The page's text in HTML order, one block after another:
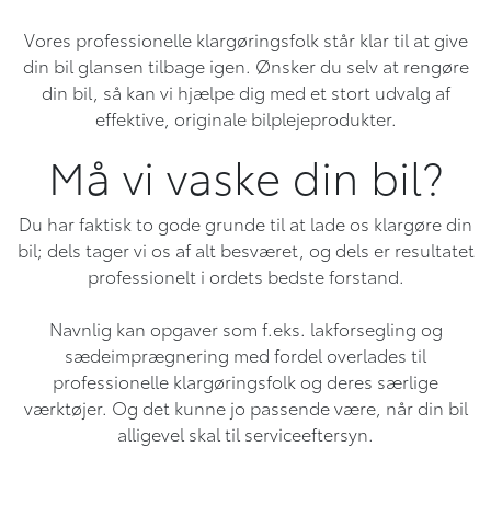
Vores professionelle klargøringsfolk står klar til at give
din bil glansen tilbage igen. Ønsker du selv at rengøre
din bil, så kan vi hjælpe dig med et stort udvalg af
effektive, originale bilplejeprodukter.
Må vi vaske din bil?
Du har faktisk to gode grunde til at lade os klargøre din
bil; dels tager vi os af alt besværet, og dels er resultatet
professionelt i ordets bedste forstand.
Navnlig kan opgaver som f.eks. lakforsegling og
sædeimprægnering med fordel overlades til
professionelle klargøringsfolk og deres særlige
værktøjer. Og det kunne jo passende være, når din bil
alligevel skal til serviceeftersyn.